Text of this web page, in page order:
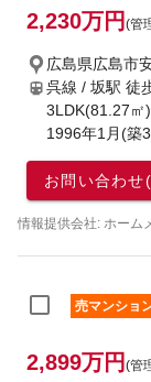
2,230万円 (管
広島県広島市
呉線 / 坂駅 徒
3LDK(81.27㎡
1996年1月(築
お問い合わせ
情報提供会社: ホー
売マンショ
2,899万円 (管